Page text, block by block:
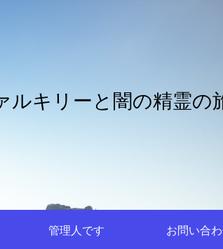
ルキリーと闇の精霊の
管理人です お問い合